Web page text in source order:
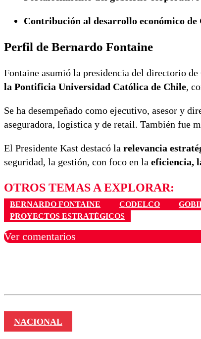
Contribución al desarrollo económico de
Perfil de Bernardo Fontaine
Fontaine asumió la presidencia del directorio de
la Pontificia Universidad Católica de Chile,
Se ha desempeñado como ejecutivo, asesor y
aseguradora, logística y de retail. También fue
El Presidente Kast destacó la relevancia
seguridad, la gestión, con foco en la eficiencia,
OTROS TEMAS A EXPLORAR:
BERNARDO FONTAINE CODELCO
PROYECTOS ESTRATÉGICOS
Ver comentarios
NACIONAL